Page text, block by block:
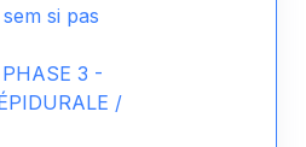
si pas
3 -
/